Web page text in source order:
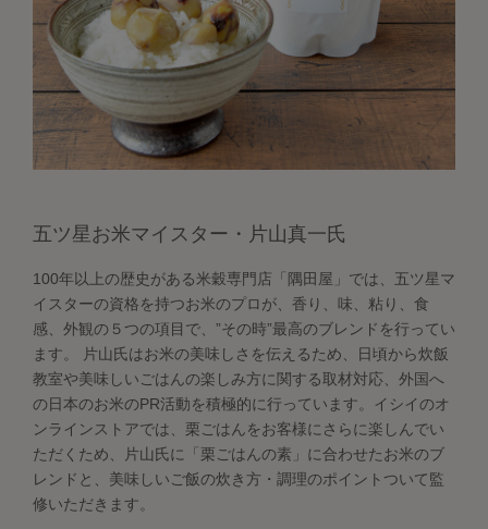
五ツ星お米マイスター・片山真一氏
100年以上の歴史がある米穀専門店「隅田屋」では、五ツ星マ
イスターの資格を持つお米のプロが、香り、味、粘り、食
感、外観の５つの項目で、”その時”最高のブレンドを行ってい
ます。 片山氏はお米の美味しさを伝えるため、日頃から炊飯
教室や美味しいごはんの楽しみ方に関する取材対応、外国へ
の日本のお米のPR活動を積極的に行っています。イシイのオ
ンラインストアでは、栗ごはんをお客様にさらに楽しんでい
ただくため、片山氏に「栗ごはんの素」に合わせたお米のブ
レンドと、美味しいご飯の炊き方・調理のポイントついて監
修いただきます。